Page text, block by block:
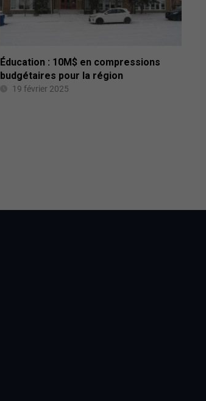
Éducation : 10M$ en compressions
budgétaires pour la région
19 février 2025